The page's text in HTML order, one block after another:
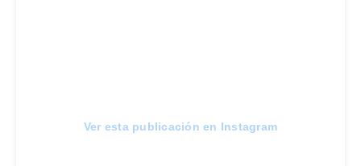
Ver esta publicación en Instagram